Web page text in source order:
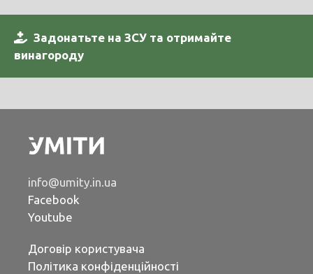
Задонатьте на ЗСУ та отримайте
винагороду
info@umity.in.ua
Facebook
Youtube
Договір користувача
Політика конфіденційності